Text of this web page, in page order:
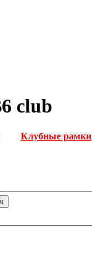
club
Клубные рамки